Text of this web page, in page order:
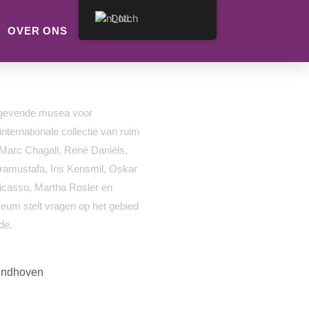
OVER ONS
musea voor
collectie van ruim
Chagall, René Daniëls,
Iris Kensmil, Oskar
Martha Rosler en
stelt vragen op het gebied
Dutch